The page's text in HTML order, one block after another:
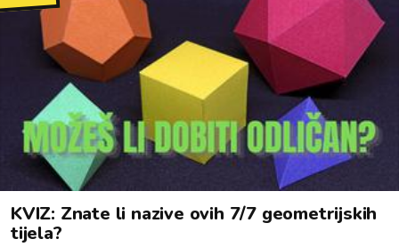
KVIZ: Znate li nazive ovih 7/7 geometrijskih
tijela?